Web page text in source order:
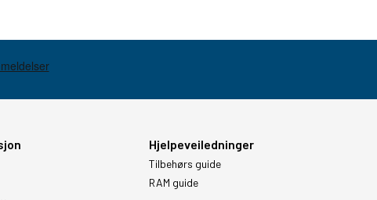
Hjelpeveiledninger
Tilbehørs guide
RAM guide